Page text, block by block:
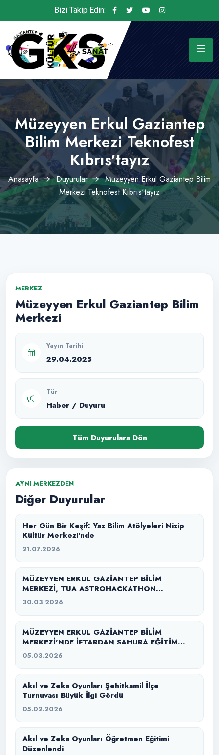
Bizi Takip Edin:
Müzeyyen Erkul Gaziantep
Bilim Merkezi Teknofest
Kıbrıs'tayız
Anasayfa Duyurular
Müzeyyen Erkul Gaziantep Bilim
Merkezi Teknofest Kıbrıs'tayız
MERKEZ
Müzeyyen Erkul Gaziantep Bilim
Merkezi
Yayın Tarihi
29.04.2025
Tür
Haber / Duyuru
Tüm Duyurulara Dön
AYNI MERKEZDEN
Diğer Duyurular
Her Gün Bir Keşif: Yaz Bilim Atölyeleri Nizip
Kültür Merkezi'nde
21.07.2026
MÜZEYYEN ERKUL GAZİANTEP BİLİM
MERKEZİ, TUA ASTROHACKATHON
GAZİANTEP 2026’YA EV SAHİPLİĞİ YAPTI
30.03.2026
MÜZEYYEN ERKUL GAZİANTEP BİLİM
MERKEZİ’NDE İFTARDAN SAHURA EĞİTİM
SEFERBERLİĞİ
05.03.2026
Akıl ve Zeka Oyunları Şehitkamil İlçe
Turnuvası Büyük İlgi Gördü
05.02.2026
Akıl ve Zeka Oyunları Öğretmen Eğitimi
Düzenlendi